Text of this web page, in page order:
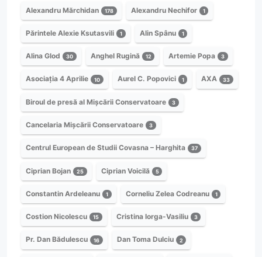
Alexandru Mărchidan 178 Alexandru Nechifor 1
Părintele Alexie Ksutasvili 1 Alin Spânu 1
Alina Glod 30 Anghel Rugină 12 Artemie Popa 3
Asociația 4 Aprilie 10 Aurel C. Popovici 1 AXA 33
Biroul de presă al Mișcării Conservatoare 3
Cancelaria Mișcării Conservatoare 3
Centrul European de Studii Covasna – Harghita 37
Ciprian Bojan 25 Ciprian Voicilă 5
Constantin Ardeleanu 1 Corneliu Zelea Codreanu 1
Costion Nicolescu 15 Cristina Iorga-Vasiliu 3
Pr. Dan Bădulescu 16 Dan Toma Dulciu 2